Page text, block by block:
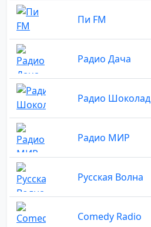
Пи FM
Радио Дача
Радио Шоколад
Радио МИР
Русская Волна
Comedy Radio